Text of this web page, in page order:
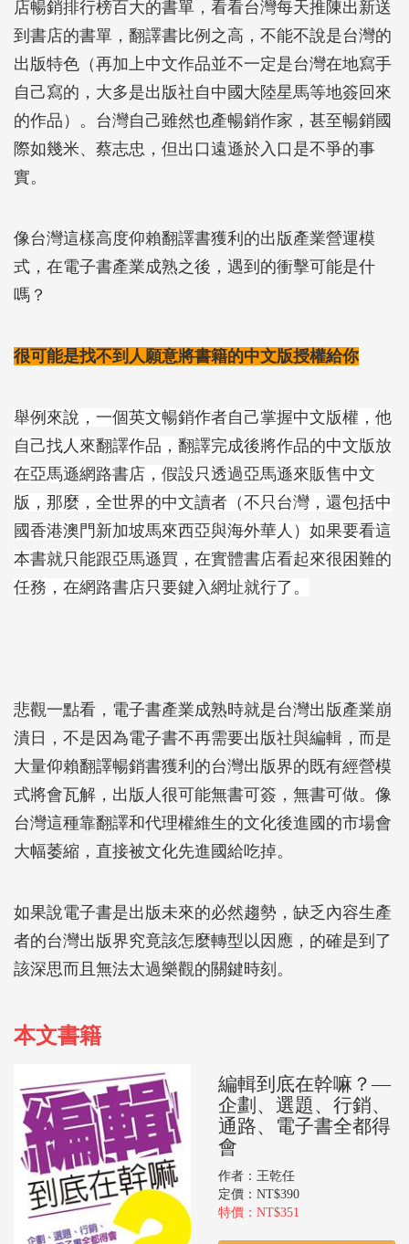
店暢銷排行榜百大的書單，看看台灣每天推陳出新送
到書店的書單，翻譯書比例之高，不能不說是台灣的
出版特色（再加上中文作品並不一定是台灣在地寫手
自己寫的，大多是出版社自中國大陸星馬等地簽回來
的作品）。台灣自己雖然也產暢銷作家，甚至暢銷國
際如幾米、蔡志忠，但出口遠遜於入口是不爭的事
實。
像台灣這樣高度仰賴翻譯書獲利的出版產業營運模
式，在電子書產業成熟之後，遇到的衝擊可能是什
嗎？
很可能是找不到人願意將書籍的中文版授權給你
舉例來說，一個英文暢銷作者自己掌握中文版權，他
自己找人來翻譯作品，翻譯完成後將作品的中文版放
在亞馬遜網路書店，假設只透過亞馬遜來販售中文
版，那麼，全世界的中文讀者（不只台灣，還包括中
國香港澳門新加坡馬來西亞與海外華人）如果要看這
本書就只能跟亞馬遜買，在實體書店看起來很困難的
任務，在網路書店只要鍵入網址就行了。
悲觀一點看，電子書產業成熟時就是台灣出版產業崩
潰日，不是因為電子書不再需要出版社與編輯，而是
大量仰賴翻譯暢銷書獲利的台灣出版界的既有經營模
式將會瓦解，出版人很可能無書可簽，無書可做。像
台灣這種靠翻譯和代理權維生的文化後進國的市場會
大幅萎縮，直接被文化先進國給吃掉。
如果說電子書是出版未來的必然趨勢，缺乏內容生產
者的台灣出版界究竟該怎麼轉型以因應，的確是到了
該深思而且無法太過樂觀的關鍵時刻。
本文書籍
編輯到底在幹嘛？—
企劃、選題、行銷、
通路、電子書全都得
會
作者：王乾任
定價：NT$390
特價：NT$351